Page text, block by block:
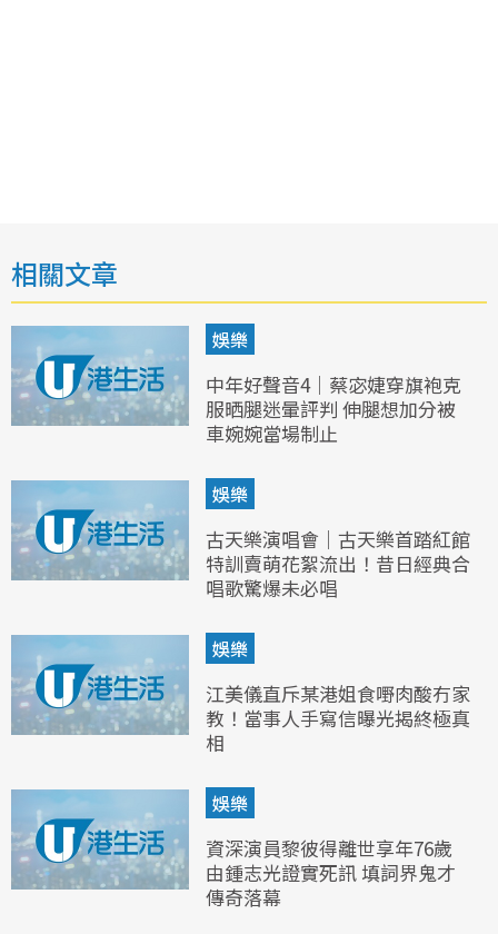
相關文章
娛樂
中年好聲音4｜蔡宓婕穿旗袍克
服晒腿迷暈評判 伸腿想加分被
車婉婉當場制止
娛樂
古天樂演唱會｜古天樂首踏紅館
特訓賣萌花絮流出！昔日經典合
唱歌驚爆未必唱
娛樂
江美儀直斥某港姐食嘢肉酸冇家
教！當事人手寫信曝光揭終極真
相
娛樂
資深演員黎彼得離世享年76歲
由鍾志光證實死訊 填詞界鬼才
傳奇落幕